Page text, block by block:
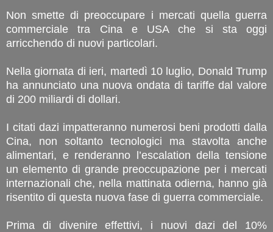
Non smette di preoccupare i mercati quella guerra
commerciale tra Cina e USA che si sta oggi
arricchendo di nuovi particolari.
Nella giornata di ieri, martedì 10 luglio, Donald Trump
ha annunciato una nuova ondata di tariffe dal valore
di 200 miliardi di dollari.
I citati dazi impatteranno numerosi beni prodotti dalla
Cina, non soltanto tecnologici ma stavolta anche
alimentari, e renderanno l’escalation della tensione
un elemento di grande preoccupazione per i mercati
internazionali che, nella mattinata odierna, hanno già
risentito di questa nuova fase di guerra commerciale.
Prima di divenire effettivi, i nuovi dazi del 10%